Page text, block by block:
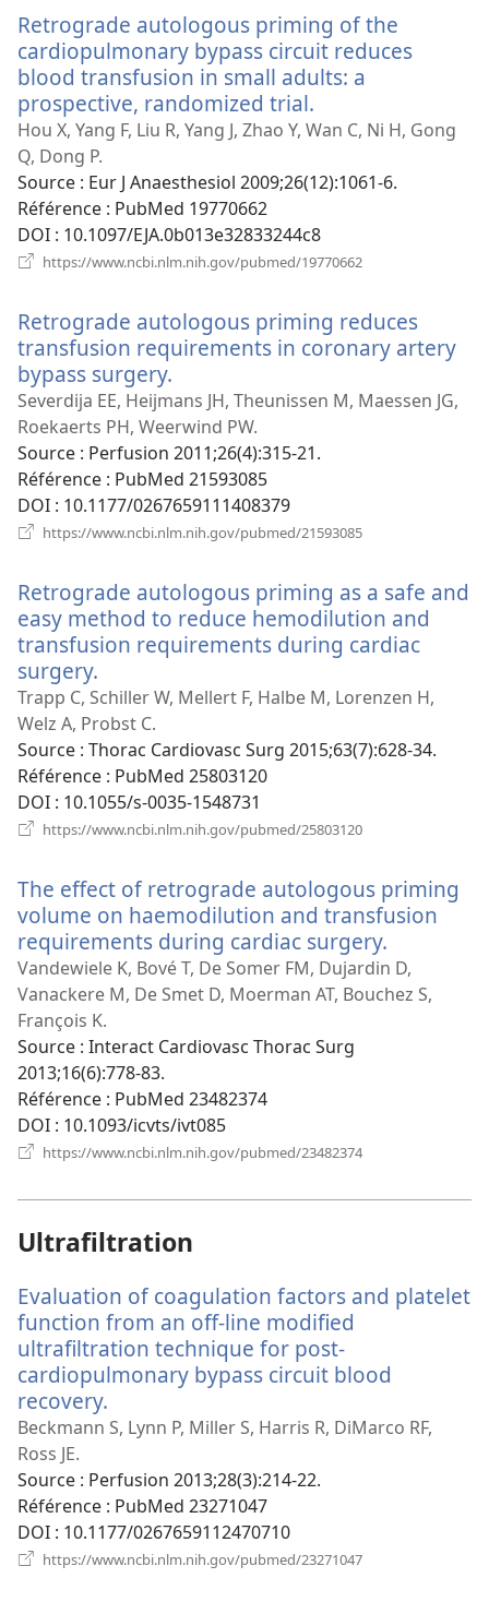
fenêtre)
Retrograde autologous priming of the
cardiopulmonary bypass circuit reduces
blood transfusion in small adults: a
prospective, randomized trial.
une
fenêtre)
Hou X, Yang F, Liu R, Yang J, Zhao Y, Wan C, Ni H, Gong
Q, Dong P.
Source ‎: Eur J Anaesthesiol 2009;26(12):1061-6.
Référence ‎: PubMed 19770662
DOI ‎: 10.1097/EJA.0b013e32833244c8
https://www.ncbi.nlm.nih.gov/pubmed/19770662
fenêtre)
Retrograde autologous priming reduces
transfusion requirements in coronary artery
bypass surgery.
une
nouvelle
fenêtre)
Severdija EE, Heijmans JH, Theunissen M, Maessen JG,
Roekaerts PH, Weerwind PW.
Source ‎: Perfusion 2011;26(4):315-21.
Référence ‎: PubMed 21593085
DOI ‎: 10.1177/0267659111408379
https://www.ncbi.nlm.nih.gov/pubmed/21593085
fenêtre)
Retrograde autologous priming as a safe and
easy method to reduce hemodilution and
transfusion requirements during cardiac
surgery.
une
nouvelle
fenêtre)
Trapp C, Schiller W, Mellert F, Halbe M, Lorenzen H,
Welz A, Probst C.
Source ‎: Thorac Cardiovasc Surg 2015;63(7):628-34.
Référence ‎: PubMed 25803120
DOI ‎: 10.1055/s-0035-1548731
https://www.ncbi.nlm.nih.gov/pubmed/25803120
fenêtre)
The effect of retrograde autologous priming
volume on haemodilution and transfusion
requirements during cardiac surgery.
une
nouvelle
Vandewiele K, Bové T, De Somer FM, Dujardin D,
Vanackere M, De Smet D, Moerman AT, Bouchez S,
François K.
Source ‎: Interact Cardiovasc Thorac Surg
2013;16(6):778-83.
Référence ‎: PubMed 23482374
DOI ‎: 10.1093/icvts/ivt085
https://www.ncbi.nlm.nih.gov/pubmed/23482374
Ultrafiltration
Evaluation of coagulation factors and platelet
function from an off-line modified
ultrafiltration technique for post-
cardiopulmonary bypass circuit blood
recovery.
une
fenêtre)
Beckmann S, Lynn P, Miller S, Harris R, DiMarco RF,
Ross JE.
Source ‎: Perfusion 2013;28(3):214-22.
Référence ‎: PubMed 23271047
DOI ‎: 10.1177/0267659112470710
https://www.ncbi.nlm.nih.gov/pubmed/23271047